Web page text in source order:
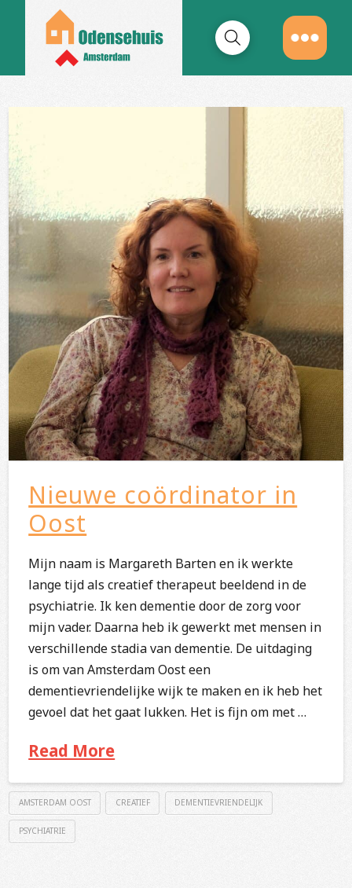
Nieuwe coördinator in
Oost
Mijn naam is Margareth Barten en ik werkte
lange tijd als creatief therapeut beeldend in de
psychiatrie. Ik ken dementie door de zorg voor
mijn vader. Daarna heb ik gewerkt met mensen in
verschillende stadia van dementie. De uitdaging
is om van Amsterdam Oost een
dementievriendelijke wijk te maken en ik heb het
gevoel dat het gaat lukken. Het is fijn om met …
Read More
AMSTERDAM OOST CREATIEF DEMENTIEVRIENDELIJK
PSYCHIATRIE